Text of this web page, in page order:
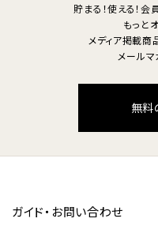
貯まる！使える！
もっと
メディア掲載商
メールマ
無料
ガイド・お問い合わせ